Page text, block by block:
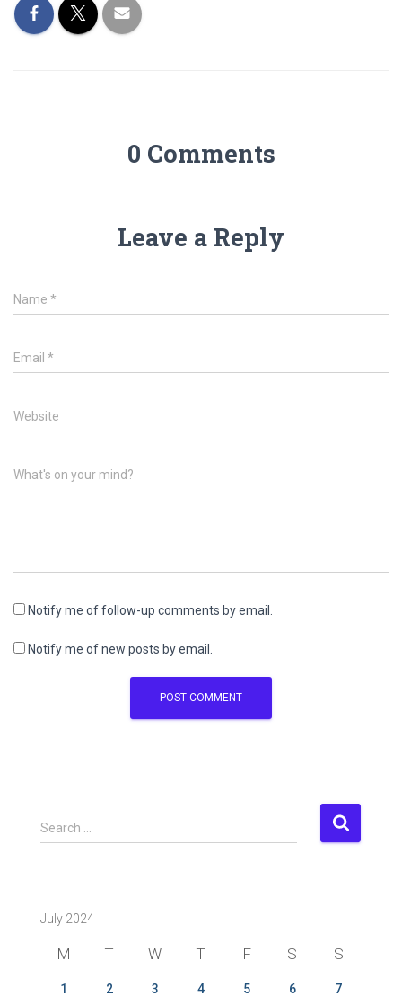
0 Comments
Leave a Reply
Name *
Email *
Website
What's on your mind?
Notify me of follow-up comments by email.
Notify me of new posts by email.
S
e
h
Search …
July 2024
M T W T F S S
1 2 3 4 5 6 7